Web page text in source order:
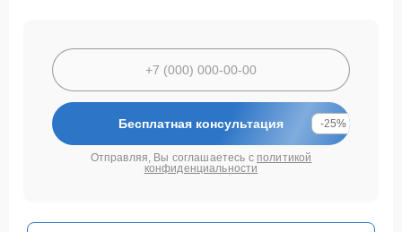
Бесплатная консультация -25%
Отправляя, Вы соглашаетесь с политикой
конфиденциальности